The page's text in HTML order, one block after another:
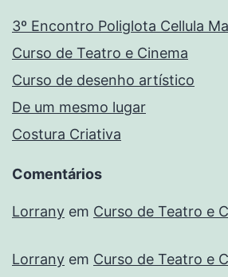
3º Encontro Poliglota Cellula
Curso de Teatro e Cinema
Curso de desenho artístico
De um mesmo lugar
Costura Criativa
Comentários
Lorrany em Curso de Teatro e
Lorrany em Curso de Teatro e